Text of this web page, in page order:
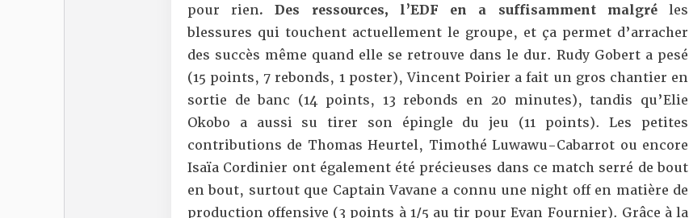
pour rien. Des ressources, l’EDF en a suffisamment malgré
les
blessures qui touchent actuellement le groupe, et ça permet d’arracher
des succès même quand elle se retrouve dans le dur. Rudy Gobert a pesé
(15 points, 7 rebonds, 1 poster), Vincent Poirier a fait un gros chantier en
sortie de banc (14 points, 13 rebonds en 20 minutes), tandis qu’Elie
Okobo a aussi su tirer son épingle du jeu (11 points). Les petites
contributions de Thomas Heurtel, Timothé Luwawu-Cabarrot ou encore
Isaïa Cordinier ont également été précieuses dans ce match serré de bout
en bout, surtout que Captain Vavane a connu une night off en matière de
production offensive (3 points à 1/5 au tir pour Evan Fournier). Grâce à la